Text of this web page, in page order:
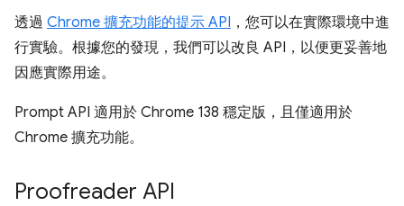
透過 Chrome 擴充功能的提示 API ，您可以在實際環境中進
行實驗。根據您的發現，我們可以改良 API，以便更妥善地
因應實際用途。
Prompt API 適用於 Chrome 138 穩定版，且僅適用於
Chrome 擴充功能。
Proofreader API